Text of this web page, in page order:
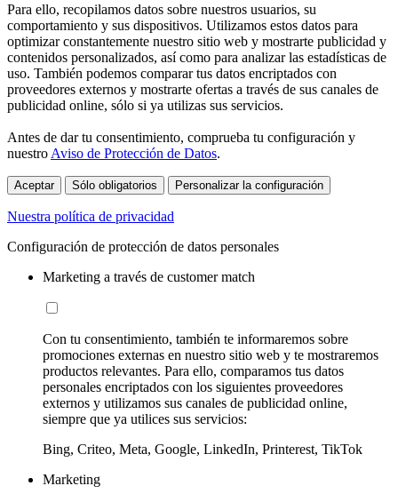
Para ello, recopilamos datos sobre nuestros usuarios, su
comportamiento y sus dispositivos. Utilizamos estos datos para
optimizar constantemente nuestro sitio web y mostrarte publicidad y
contenidos personalizados, así como para analizar las estadísticas de
uso. También podemos comparar tus datos encriptados con
proveedores externos y mostrarte ofertas a través de sus canales de
publicidad online, sólo si ya utilizas sus servicios.
Antes de dar tu consentimiento, comprueba tu configuración y
nuestro Aviso de Protección de Datos.
Aceptar Sólo obligatorios Personalizar la configuración
Nuestra política de privacidad
Configuración de protección de datos personales
Marketing a través de customer match
Con tu consentimiento, también te informaremos sobre
promociones externas en nuestro sitio web y te mostraremos
productos relevantes. Para ello, comparamos tus datos
personales encriptados con los siguientes proveedores
externos y utilizamos sus canales de publicidad online,
siempre que ya utilices sus servicios:
Bing, Criteo, Meta, Google, LinkedIn, Printerest, TikTok
Marketing